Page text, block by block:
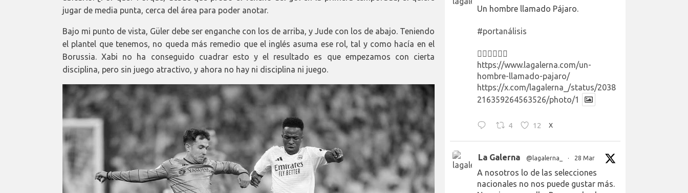
jugar de media punta, cerca del área para poder anotar.
Bajo mi punto de vista, Güler debe ser enganche con los de arriba, y Jude con los de abajo. Teniendo
el plantel que tenemos, no queda más remedio que el inglés asuma ese rol, tal y como hacía en el
Borussia. Xabi no ha conseguido cuadrar esto y el resultado es que empezamos con cierta
disciplina, pero sin juego atractivo, y ahora no hay ni disciplina ni juego.
Un hombre llamado Pájaro.
#portanálisis
👉🏻👉🏻👉🏻
https://www.lagalerna.com/un-
hombre-llamado-pajaro/
https://x.com/lagalerna_/status/2038
216359264563526/photo/1
4 12 X
La Galerna @lagalerna_ · 28 Mar
A nosotros lo de las selecciones
nacionales no nos puede gustar más.